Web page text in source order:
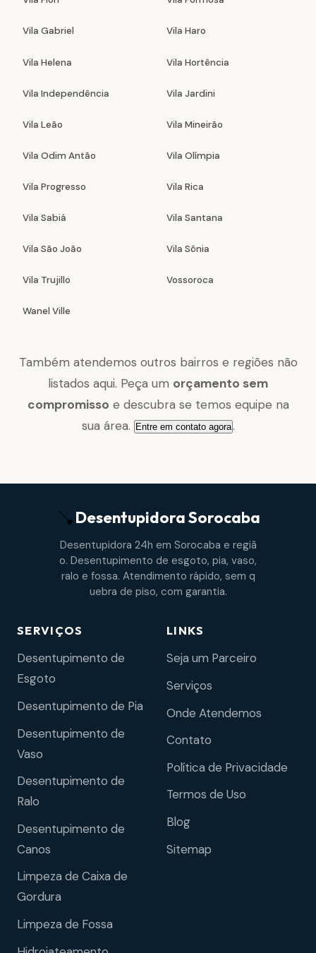
Vila Gabriel Vila Haro
Vila Helena Vila Hortência
Vila Independência Vila Jardini
Vila Leão Vila Mineirão
Vila Odim Antão Vila Olímpia
Vila Progresso Vila Rica
Vila Sabiá Vila Santana
Vila São João Vila Sônia
Vila Trujillo Vossoroca
Wanel Ville
Também atendemos outros bairros e regiões não
listados aqui. Peça um orçamento sem
compromisso e descubra se temos equipe na
sua área. Entre em contato agora.
DesentupidoraSorocaba
Desentupidora 24h em Sorocaba e regiã
o. Desentupimento de esgoto, pia, vaso,
ralo e fossa. Atendimento rápido, sem q
uebra de piso, com garantia.
SERVIÇOS
Desentupimento de
Esgoto
Desentupimento de Pia
Desentupimento de
Vaso
Desentupimento de
Ralo
Desentupimento de
Canos
Limpeza de Caixa de
Gordura
Limpeza de Fossa
LINKS
Seja um Parceiro
Serviços
Onde Atendemos
Contato
Política de Privacidade
Termos de Uso
Blog
Sitemap